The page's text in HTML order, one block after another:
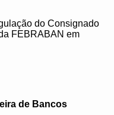
do Consignado
FEBRABAN em
de Bancos